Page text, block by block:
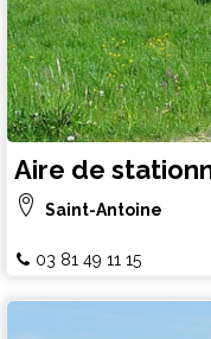
Aire de
Saint-Antoine
03 81 49 11 15